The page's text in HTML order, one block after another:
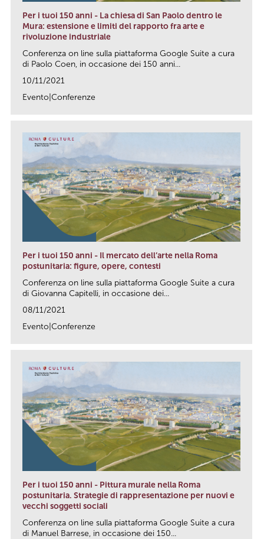
Per i tuoi 150 anni - La chiesa di San Paolo dentro le
Mura: estensione e limiti del rapporto fra arte e
rivoluzione industriale
Conferenza on line sulla piattaforma Google Suite a cura
di Paolo Coen, in occasione dei 150 anni...
10/11/2021
Evento|Conferenze
Per i tuoi 150 anni - Il mercato dell’arte nella Roma
postunitaria: figure, opere, contesti
Conferenza on line sulla piattaforma Google Suite a cura
di Giovanna Capitelli, in occasione dei...
08/11/2021
Evento|Conferenze
Per i tuoi 150 anni - Pittura murale nella Roma
postunitaria. Strategie di rappresentazione per nuovi e
vecchi soggetti sociali
Conferenza on line sulla piattaforma Google Suite a cura
di Manuel Barrese, in occasione dei 150...